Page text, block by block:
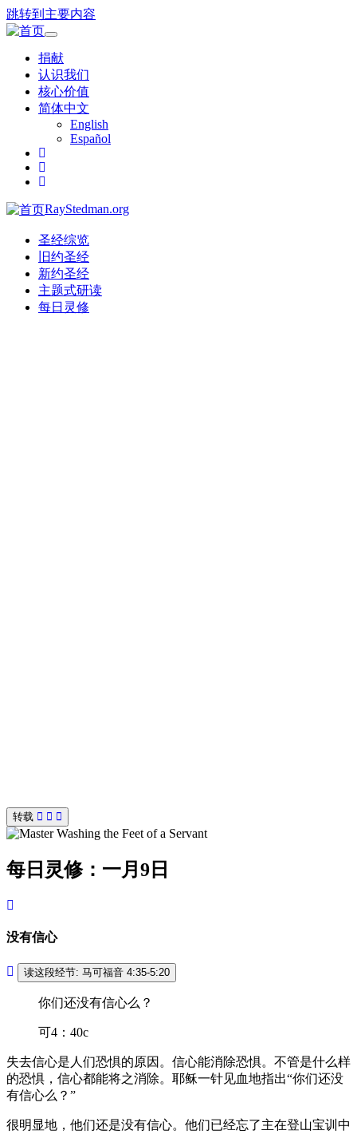
跳转到主要内容
Toggle
navigation
捐献
认识我们
核心价值
简体中文
English
Español
RayStedman.org
圣经综览
旧约圣经
新约圣经
主题式研读
每日灵修
转载
每日灵修：一月9日
没有信心
读这段经节: 马可福音 4:35-5:20
你们还没有信心么？
可4：40c
失去信心是人们恐惧的原因。信心能消除恐惧。不管是什么样
的恐惧，信心都能将之消除。耶稣一针见血地指出“你们还没
有信心么？”
很明显地，他们还是没有信心。他们已经忘了主在登山宝训中